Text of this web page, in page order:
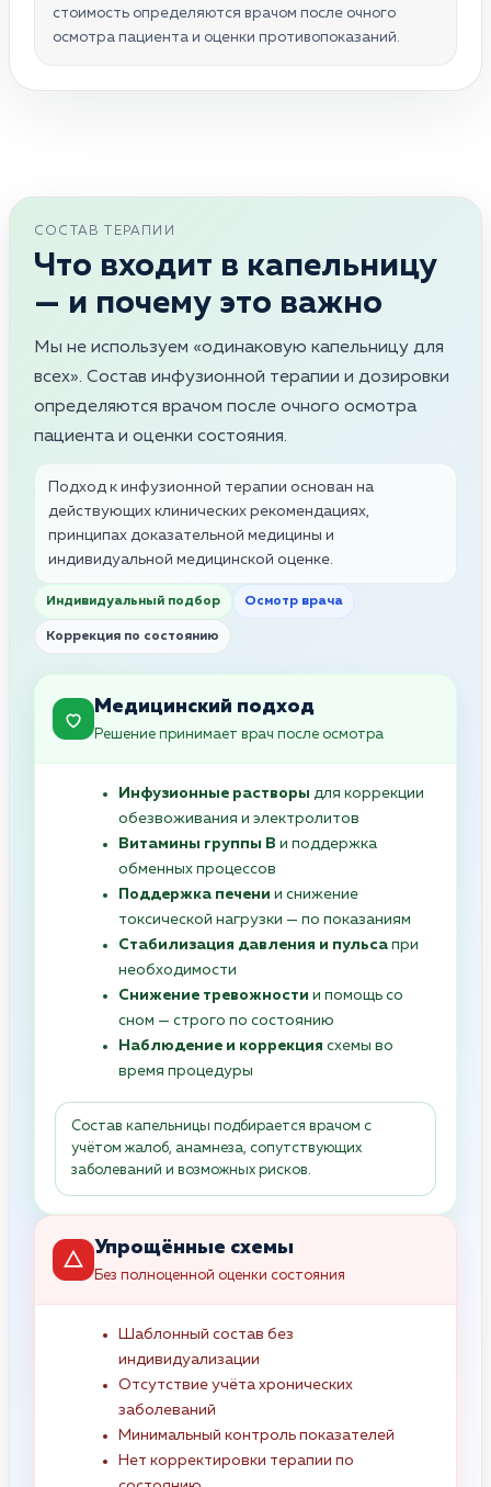
стоимость определяются врачом после очного
осмотра пациента и оценки противопоказаний.
СОСТАВ ТЕРАПИИ
Что входит в капельницу
— и почему это важно
Мы не используем «одинаковую капельницу для
всех». Состав инфузионной терапии и дозировки
определяются врачом после очного осмотра
пациента и оценки состояния.
Подход к инфузионной терапии основан на
действующих клинических рекомендациях,
принципах доказательной медицины и
индивидуальной медицинской оценке.
Индивидуальный подбор Осмотр врача
Коррекция по состоянию
Медицинский подход
Решение принимает врач после осмотра
Инфузионные растворы для коррекции
обезвоживания и электролитов
Витамины группы B и поддержка
обменных процессов
Поддержка печени и снижение
токсической нагрузки — по показаниям
Стабилизация давления и пульса при
необходимости
Снижение тревожности и помощь со
сном — строго по состоянию
Наблюдение и коррекция схемы во
время процедуры
Состав капельницы подбирается врачом с
учётом жалоб, анамнеза, сопутствующих
заболеваний и возможных рисков.
Упрощённые схемы
Без полноценной оценки состояния
Шаблонный состав без
индивидуализации
Отсутствие учёта хронических
заболеваний
Минимальный контроль показателей
Нет корректировки терапии по